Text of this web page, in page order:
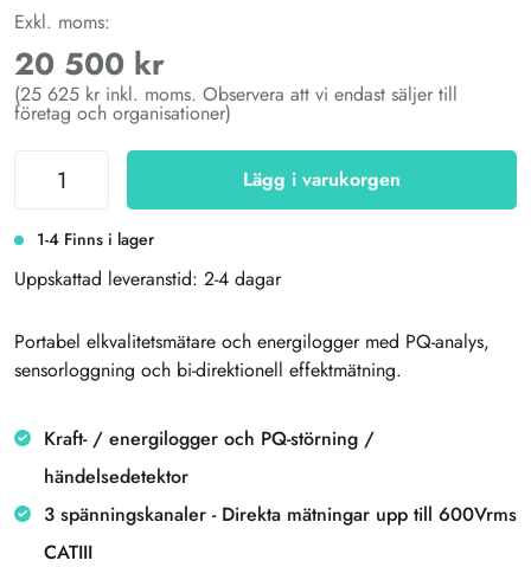
Exkl. moms:
20 500 kr
(25 625 kr inkl. moms. Observera att vi endast säljer till
företag och organisationer)
Lägg i varukorgen
1-4 Finns i lager
Uppskattad leveranstid: 2-4 dagar
Portabel elkvalitetsmätare och energilogger med PQ-analys,
sensorloggning och bi-direktionell effektmätning.
Kraft- / energilogger och PQ-störning /
händelsedetektor
3 spänningskanaler - Direkta mätningar upp till 600Vrms
CATIII